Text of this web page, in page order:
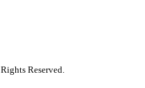
Reserved.